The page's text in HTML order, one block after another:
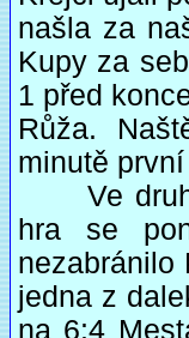
našla za
Kupy za
1 před
Růža.
minutě
Ve
hra se
nezabránilo
jedna z
na 6:4